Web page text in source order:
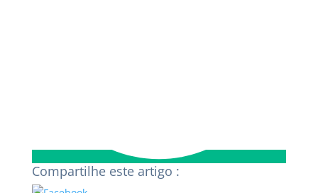
Compartilhe este artigo :